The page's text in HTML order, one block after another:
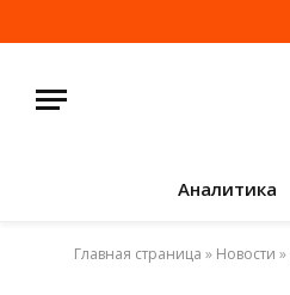
Аналитика
Главная страница » Новости »